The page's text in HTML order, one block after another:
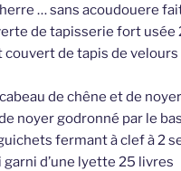
… sans acoudouere
de tapisserie fort usée
de tapis de velours
de chêne et de
noyer godronné par le
fermant à clef à 2
garni d’une lyette 25 livres